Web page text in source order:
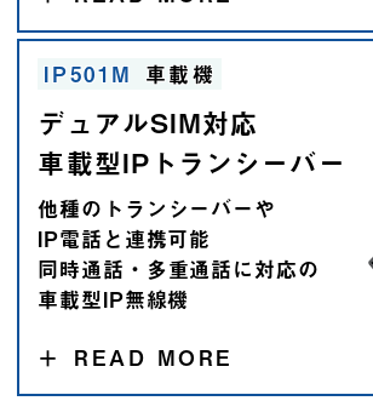
IP501M 車載機
デュアルSIM対応
車載型IPトランシーバー
他種のトランシーバーや
IP電話と連携可能
同時通話・多重通話に対応の
車載型IP無線機
＋
READ MORE